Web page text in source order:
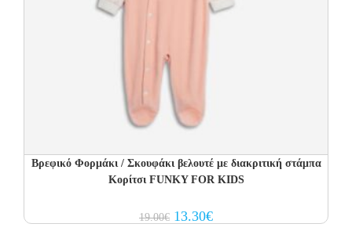
Βρεφικό Φορμάκι / Σκουφάκι βελουτέ με διακριτική στάμπα
Κορίτσι FUNKY FOR KIDS
19.00€ Original
price
13.30€Current
price